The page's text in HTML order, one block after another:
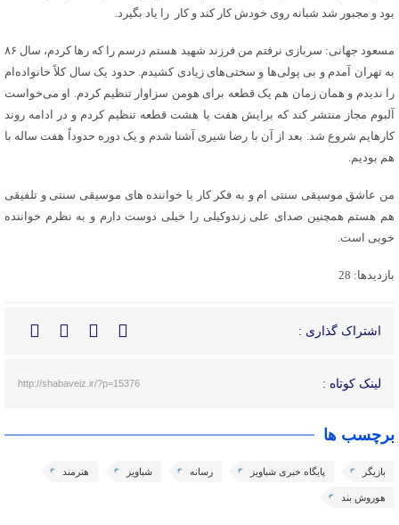
بود و مجبور شد شبانه روی خودش کار کند و کار را یاد بگیرد.
مسعود جهانی: سربازی نرفتم من فرزند شهید هستم درسم را که رها کردم، سال ۸۶
به تهران آمدم و بی پولی‌ها و سختی‌های زیادی کشیدم. حدود یک سال کلاً خانواده‌ام
را ندیدم و همان زمان هم یک قطعه برای هومن سزاوار تنظیم کردم. او می‌خواست
آلبوم مجاز منتشر کند که برایش هفت یا هشت قطعه تنظیم کردم و در ادامه روند
کارهایم شروع شد. بعد از آن با رضا شیری آشنا شدم و یک دوره حدوداً هفت ساله با
هم بودیم.
من عاشق موسیقی سنتی‌ ام و به فکر کار با خواننده‌ های موسیقی سنتی و تلفیقی
هم هستم همچنین صدای علی زندوکیلی را خیلی دوست دارم و به نظرم خواننده
خوبی است.
بازدیدها: 28
اشتراک گذاری :
لینک کوتاه : http://shabaveiz.ir/?p=15376
برچسب ها
بازیگر پایگاه خبری شباویز رسانه شباویز هنرمند
هوروش بند